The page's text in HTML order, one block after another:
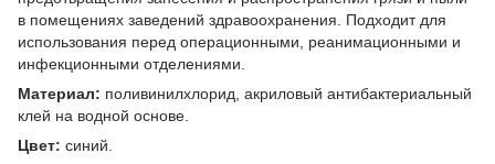
в помещениях заведений здравоохранения. Подходит для
использования перед операционными, реанимационными и
инфекционными отделениями.
Материал: поливинилхлорид, акриловый антибактериальный
клей на водной основе.
Цвет: синий.